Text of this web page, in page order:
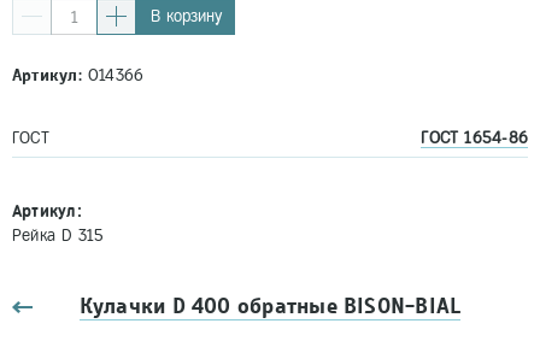
В корзину
Артикул:014366
ГОСТ ГОСТ 1654-86
Артикул:
Рейка D 315
Кулачки D 400 обратные BISON-BIAL